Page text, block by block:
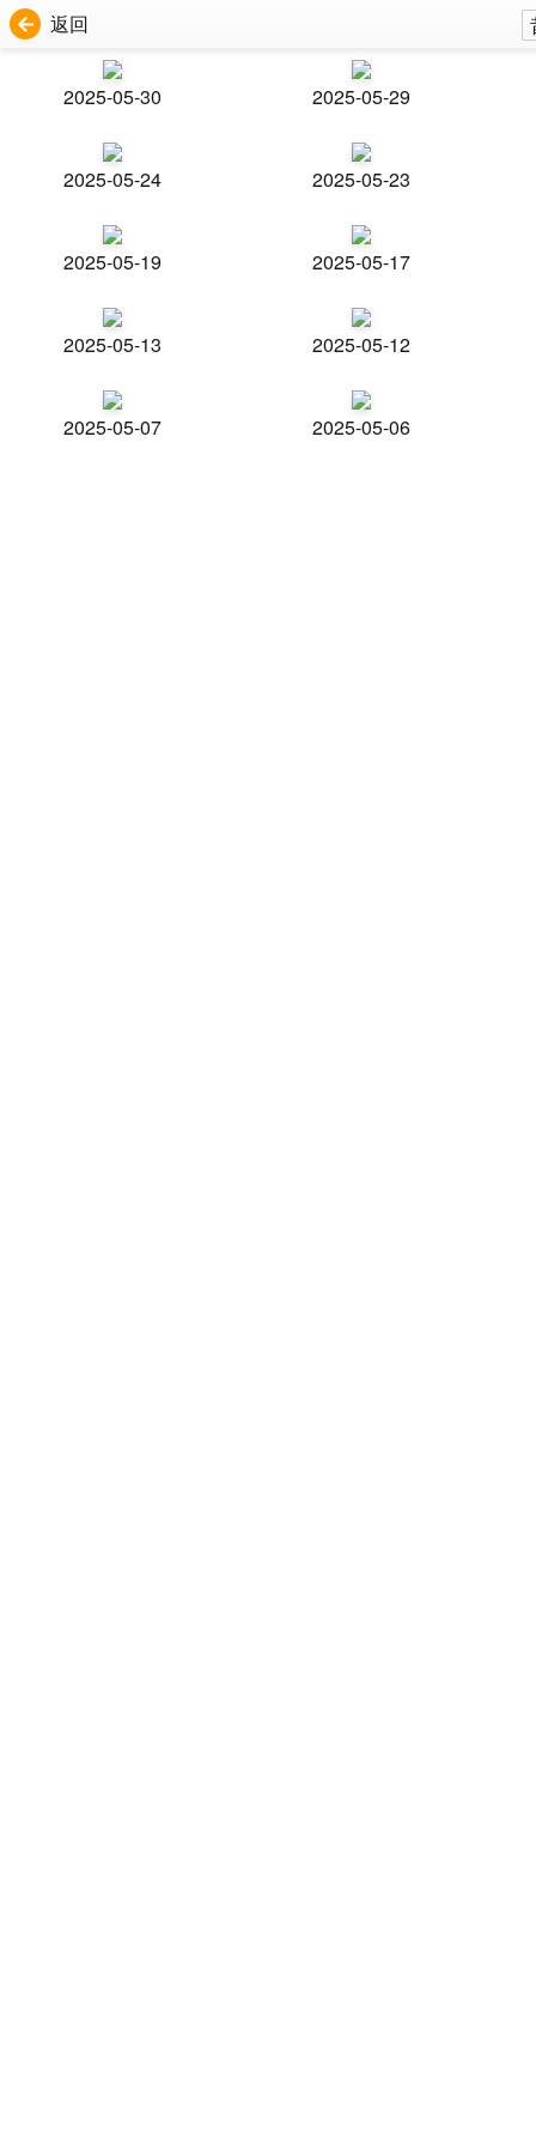
返回
2025-05-30 2025-05-29
2025-05-24 2025-05-23
2025-05-19 2025-05-17
2025-05-13 2025-05-12
2025-05-07 2025-05-06